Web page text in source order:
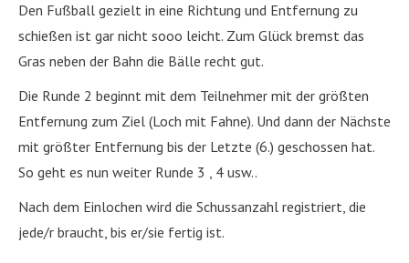
Den Fußball gezielt in eine Richtung und Entfernung zu
schießen ist gar nicht sooo leicht. Zum Glück bremst das
Gras neben der Bahn die Bälle recht gut.
Die Runde 2 beginnt mit dem Teilnehmer mit der größten
Entfernung zum Ziel (Loch mit Fahne). Und dann der Nächste
mit größter Entfernung bis der Letzte (6.) geschossen hat.
So geht es nun weiter Runde 3 , 4 usw..
Nach dem Einlochen wird die Schussanzahl registriert, die
jede/r braucht, bis er/sie fertig ist.